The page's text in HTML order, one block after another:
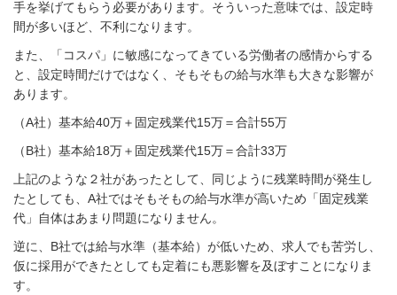
手を挙げてもらう必要があります。そういった意味では、設定時
間が多いほど、不利になります。
また、「コスパ」に敏感になってきている労働者の感情からする
と、設定時間だけではなく、そもそもの給与水準も大きな影響が
あります。
（A社）基本給40万＋固定残業代15万＝合計55万
（B社）基本給18万＋固定残業代15万＝合計33万
上記のような２社があったとして、同じように残業時間が発生し
たとしても、A社ではそもそもの給与水準が高いため「固定残業
代」自体はあまり問題になりません。
逆に、B社では給与水準（基本給）が低いため、求人でも苦労し、
仮に採用ができたとしても定着にも悪影響を及ぼすことになりま
す。